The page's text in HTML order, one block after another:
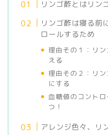
リンゴ酢とはリン
リンゴ酢は寝る前
ロールするため
理由その１：リ
える
理由その２：リ
にする
血糖値のコント
つ！
アレンジ色々、リ